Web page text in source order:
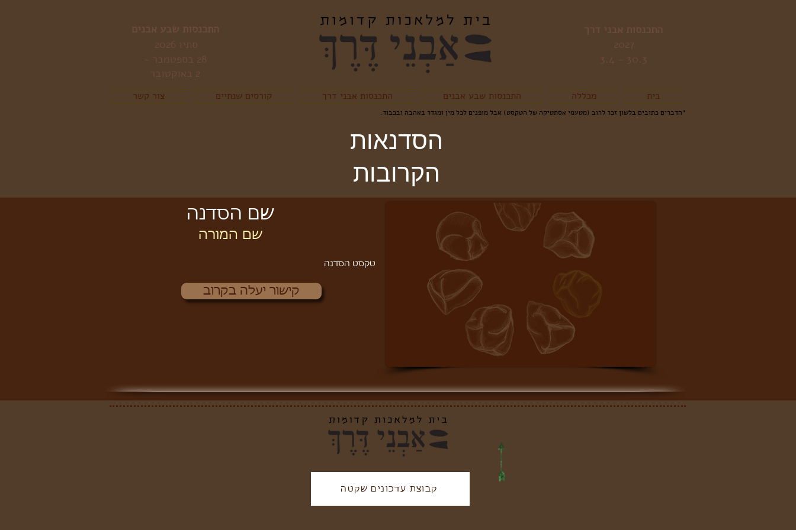
סתיו 2026 2027
בית מכללה התכנסות שבע אבנים התכנסות אבני דרך קורסים שנתיים צור קשר
*הדברים כתובים בלשון זכר לרוב (מטעמי אסתטיקה של הטקסט) אבל מופנים לכל מין ומגדר באהבה ובכבוד.
התכנסות שבע אבנים
28 בספטמבר -
2 באוקטובר
התכנסות אבני דרך
30.3 - 3.4
הסדנאות
הקרובות
שם הסדנה
שם המורה
טקסט הסדנה
קישור יעלה בקרוב
קבוצת עדכונים שקטה